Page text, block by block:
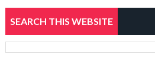
SEARCH THIS WEBSITE